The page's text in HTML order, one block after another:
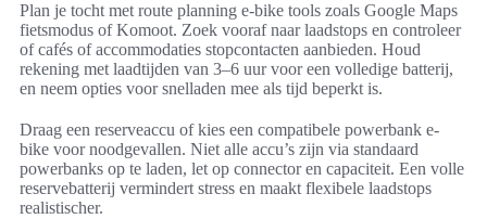
Plan je tocht met route planning e-bike tools zoals Google Maps
fietsmodus of Komoot. Zoek vooraf naar laadstops en controleer
of cafés of accommodaties stopcontacten aanbieden. Houd
rekening met laadtijden van 3–6 uur voor een volledige batterij,
en neem opties voor snelladen mee als tijd beperkt is.
Draag een reserveaccu of kies een compatibele powerbank e-
bike voor noodgevallen. Niet alle accu’s zijn via standaard
powerbanks op te laden, let op connector en capaciteit. Een volle
reservebatterij vermindert stress en maakt flexibele laadstops
realistischer.